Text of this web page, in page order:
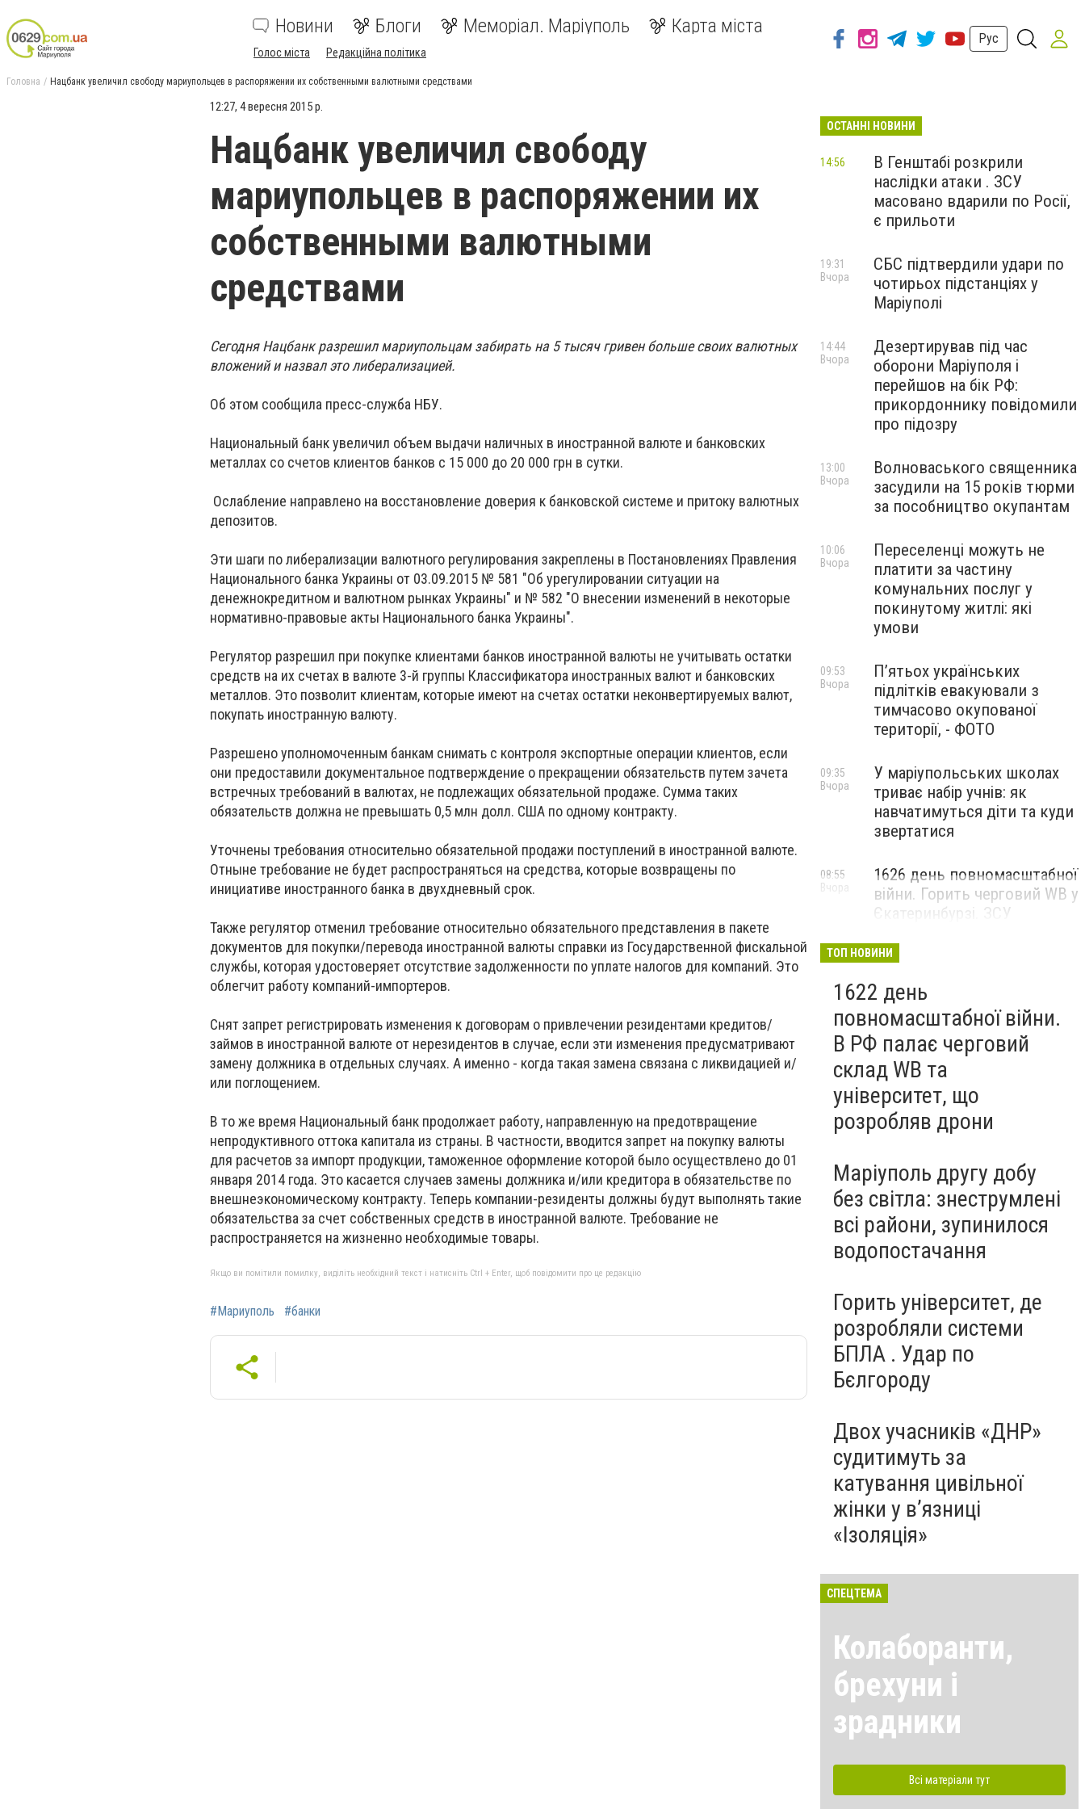
Новини Блоги Меморіал. Маріуполь Карта міста
Голос міста Редакційна політика
Рус
Головна Нацбанк увеличил свободу мариупольцев в распоряжении их собственными валютными средствами
12:27, 4 вересня 2015 р.
Нацбанк увеличил свободу
мариупольцев в распоряжении их
собственными валютными
средствами
Сегодня Нацбанк разрешил мариупольцам забирать на 5 тысяч гривен больше своих валютных
вложений и назвал это либерализацией.
Об этом сообщила пресс-служба НБУ.
Национальный банк увеличил объем выдачи наличных в иностранной валюте и банковских
металлах со счетов клиентов банков с 15 000 до 20 000 грн в сутки.
Ослабление направлено на восстановление доверия к банковской системе и притоку валютных
депозитов.
Эти шаги по либерализации валютного регулирования закреплены в Постановлениях Правления
Национального банка Украины от 03.09.2015 № 581 "Об урегулировании ситуации на
денежнокредитном и валютном рынках Украины" и № 582 "О внесении изменений в некоторые
нормативно-правовые акты Национального банка Украины".
Регулятор разрешил при покупке клиентами банков иностранной валюты не учитывать остатки
средств на их счетах в валюте 3-й группы Классификатора иностранных валют и банковских
металлов. Это позволит клиентам, которые имеют на счетах остатки неконвертируемых валют,
покупать иностранную валюту.
Разрешено уполномоченным банкам снимать с контроля экспортные операции клиентов, если
они предоставили документальное подтверждение о прекращении обязательств путем зачета
встречных требований в валютах, не подлежащих обязательной продаже. Сумма таких
обязательств должна не превышать 0,5 млн долл. США по одному контракту.
Уточнены требования относительно обязательной продажи поступлений в иностранной валюте.
Отныне требование не будет распространяться на средства, которые возвращены по
инициативе иностранного банка в двухдневный срок.
Также регулятор отменил требование относительно обязательного представления в пакете
документов для покупки/перевода иностранной валюты справки из Государственной фискальной
службы, которая удостоверяет отсутствие задолженности по уплате налогов для компаний. Это
облегчит работу компаний-импортеров.
Снят запрет регистрировать изменения к договорам о привлечении резидентами кредитов/
займов в иностранной валюте от нерезидентов в случае, если эти изменения предусматривают
замену должника в отдельных случаях. А именно - когда такая замена связана с ликвидацией и/
или поглощением.
В то же время Национальный банк продолжает работу, направленную на предотвращение
непродуктивного оттока капитала из страны. В частности, вводится запрет на покупку валюты
для расчетов за импорт продукции, таможенное оформление которой было осуществлено до 01
января 2014 года. Это касается случаев замены должника и/или кредитора в обязательстве по
внешнеэкономическому контракту. Теперь компании-резиденты должны будут выполнять такие
обязательства за счет собственных средств в иностранной валюте. Требование не
распространяется на жизненно необходимые товары.
Якщо ви помітили помилку, виділіть необхідний текст і натисніть Ctrl + Enter, щоб повідомити про це редакцію
#Мариуполь #банки
ОСТАННІ НОВИНИ
В Генштабі розкрили
наслідки атаки . ЗСУ
масовано вдарили по Росії,
є прильоти
14:56
СБС підтвердили удари по
чотирьох підстанціях у
Маріуполі
19:31
Вчора
Дезертирував під час
оборони Маріуполя і
перейшов на бік РФ:
прикордоннику повідомили
про підозру
14:44
Вчора
Волноваського священника
засудили на 15 років тюрми
за пособництво окупантам
13:00
Вчора
Переселенці можуть не
платити за частину
комунальних послуг у
покинутому житлі: які
умови
10:06
Вчора
П’ятьох українських
підлітків евакуювали з
тимчасово окупованої
території, - ФОТО
09:53
Вчора
У маріупольських школах
триває набір учнів: як
навчатимуться діти та куди
звертатися
09:35
Вчора
1626 день повномасштабної
війни. Горить черговий WB у
Єкатеринбурзі. ЗСУ
Маріуполі
08:55
Вчора
ТОП НОВИНИ
1622 день
повномасштабної війни.
В РФ палає черговий
склад WB та
університет, що
розробляв дрони
Маріуполь другу добу
без світла: знеструмлені
всі райони, зупинилося
водопостачання
Горить університет, де
розробляли системи
БПЛА . Удар по
Бєлгороду
Двох учасників «ДНР»
судитимуть за
катування цивільної
жінки у в’язниці
«Ізоляція»
СПЕЦТЕМА
Колаборанти,
брехуни і
зрадники
Всі матеріали тут